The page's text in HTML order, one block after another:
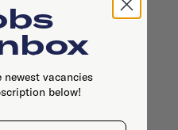
vacancies
below!